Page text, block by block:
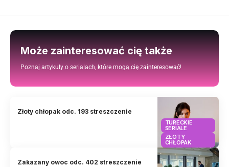
Może zainteresować cię także
Poznaj artykuły o serialach, które mogą cię zainteresować!
TURECKIE
SERIALE
ZŁOTY
CHŁOPAK
Złoty chłopak odc. 193 streszczenie
Zakazany owoc odc. 402 streszczenie